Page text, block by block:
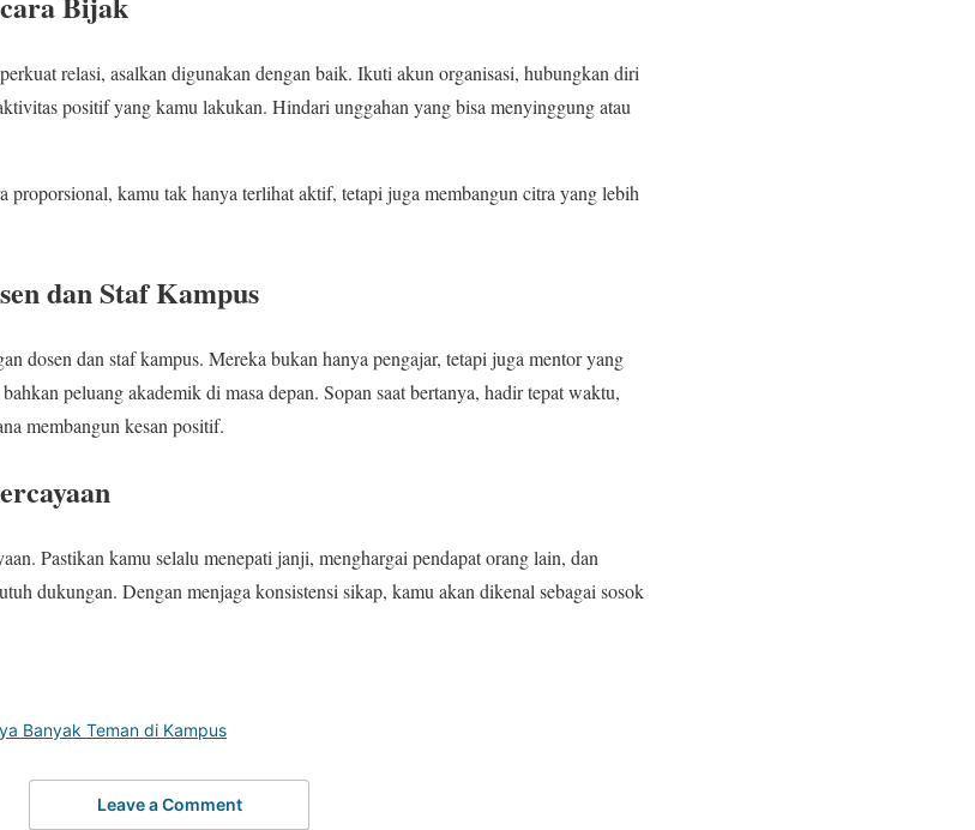
relasi, asalkan digunakan dengan baik. Ikuti akun organisasi, hubungkan diri
positif yang kamu lakukan. Hindari unggahan yang bisa menyinggung atau
proporsional, kamu tak hanya terlihat aktif, tetapi juga membangun citra yang lebih
dan Staf Kampus
dosen dan staf kampus. Mereka bukan hanya pengajar, tetapi juga mentor yang
peluang akademik di masa depan. Sopan saat bertanya, hadir tepat waktu,
membangun kesan positif.
Pastikan kamu selalu menepati janji, menghargai pendapat orang lain, dan
dukungan. Dengan menjaga konsistensi sikap, kamu akan dikenal sebagai sosok
Banyak Teman di Kampus
Leave a Comment